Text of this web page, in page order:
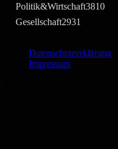
Politik&Wirtschaft3810
Gesellschaft2931
Datenschutzerklärung
Impressum